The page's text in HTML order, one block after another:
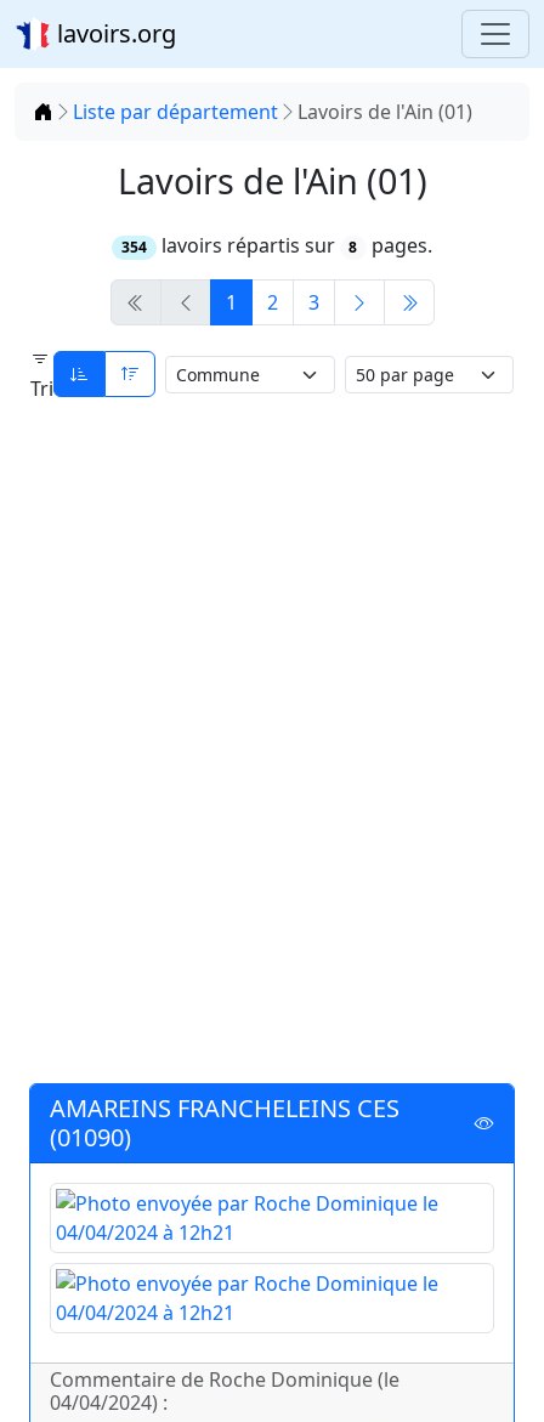
lavoirs.org
Accueil
Liste par département Lavoirs de l'Ain (01)
Lavoirs de l'Ain (01)
354 lavoirs répartis sur 8 pages.
1 2 3
Tri
AMAREINS FRANCHELEINS CES
(01090)
Commentaire de Roche Dominique (le
04/04/2024) :